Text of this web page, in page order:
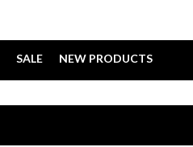
SALE NEW PRODUCTS